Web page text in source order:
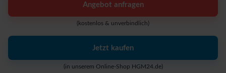
Angebot anfragen
(kostenlos & unverbindlich)
Jetzt kaufen
(in unserem Online-Shop HGM24.de)